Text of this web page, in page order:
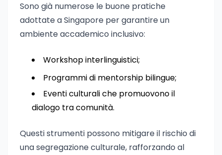
Sono già numerose le buone pratiche
adottate a Singapore per garantire un
ambiente accademico inclusivo:
Workshop interlinguistici;
Programmi di mentorship bilingue;
Eventi culturali che promuovono il
dialogo tra comunità.
Questi strumenti possono mitigare il rischio di
una segregazione culturale, rafforzando al